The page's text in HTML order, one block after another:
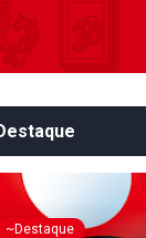
~Destaque